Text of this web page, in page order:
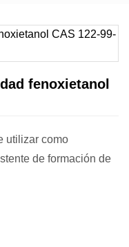
fenoxietanol
utilizar como
de formación de